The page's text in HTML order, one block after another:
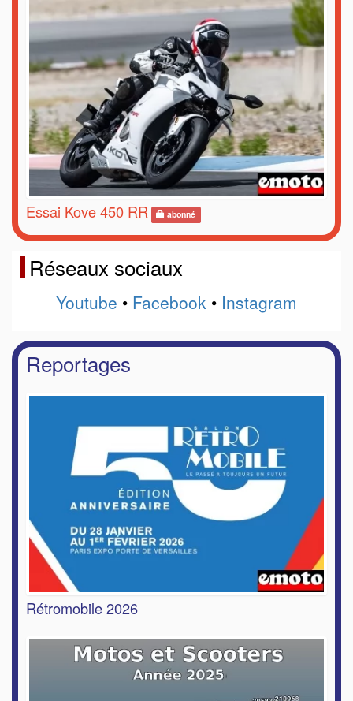
Essai Kove 450 RR abonné
Réseaux sociaux
Youtube • Facebook • Instagram
Reportages
Rétromobile 2026